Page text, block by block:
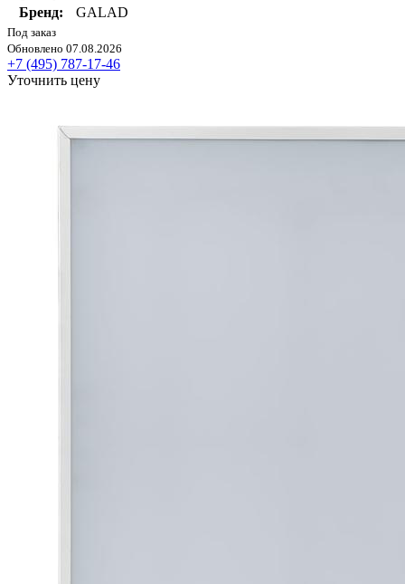
Бренд:
GALAD
Под заказ
Обновлено 07.08.2026
+7 (495) 787-17-46
Уточнить цену